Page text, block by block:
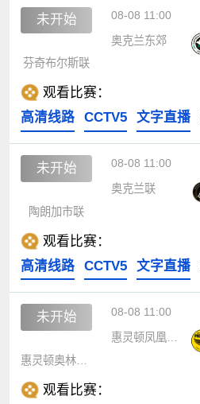
未开始 08-08 11:00
奥克兰东郊
芬奇布尔斯联
观看比赛：
高清线路
CCTV5 文字直播
未开始 08-08 11:00
奥克兰联
陶朗加市联
观看比赛：
高清线路
CCTV5 文字直播
未开始 08-08 11:00
惠灵顿凤凰预备队
观看比赛：